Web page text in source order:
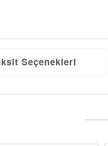
Seçenekleri